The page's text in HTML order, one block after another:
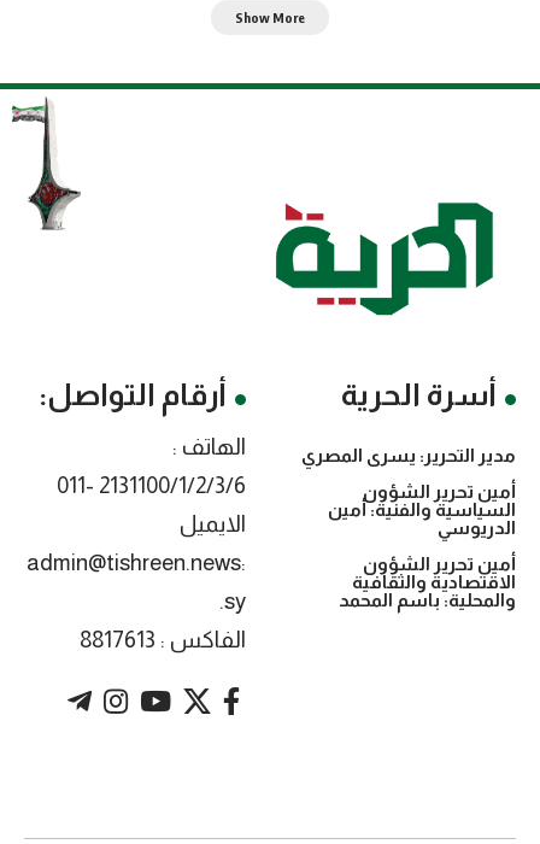
Show More
أسرة الحرية
مدير التحرير: يسرى المصري
أمين تحرير الشؤون
السياسية والفنية: أمين
الدريوسي
أمين تحرير الشؤون
الاقتصادية والثقافية
والمحلية: باسم المحمد
أرقام التواصل:
الهاتف :
2131100/1/2/3/6 -011
الايميل
:admin@tishreen.news
.sy
الفاكس : 8817613